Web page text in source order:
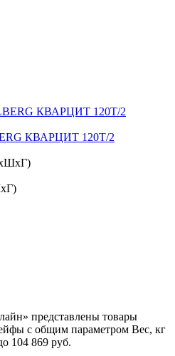
КВАРЦИТ 120Т/2
представлены товары
с общим параметром Вес, кг
104 869 руб.